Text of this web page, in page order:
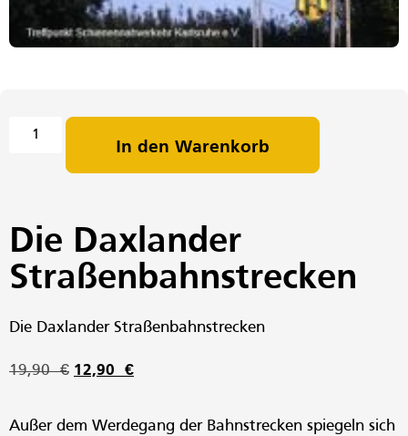
In den Warenkorb
Die Daxlander
Straßenbahnstrecken
Die Daxlander Straßenbahnstrecken
19,90€ 12,90 €
Außer dem Werdegang der Bahnstrecken spiegeln sich